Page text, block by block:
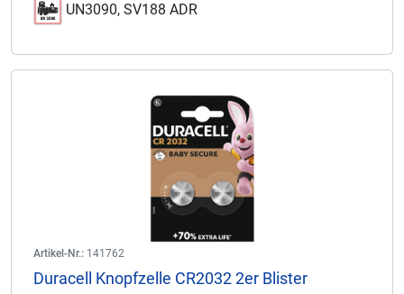
UN3090, SV188 ADR
Artikel-Nr.: 141762
Duracell Knopfzelle CR2032 2er Blister